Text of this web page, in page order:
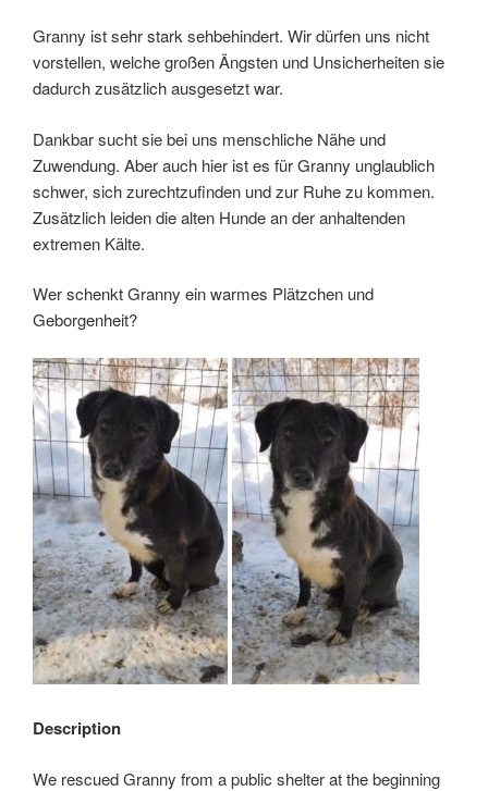
Granny ist sehr stark sehbehindert. Wir dürfen uns nicht
vorstellen, welche großen Ängsten und Unsicherheiten sie
dadurch zusätzlich ausgesetzt war.
Dankbar sucht sie bei uns menschliche Nähe und
Zuwendung. Aber auch hier ist es für Granny unglaublich
schwer, sich zurechtzufinden und zur Ruhe zu kommen.
Zusätzlich leiden die alten Hunde an der anhaltenden
extremen Kälte.
Wer schenkt Granny ein warmes Plätzchen und
Geborgenheit?
Description
We rescued Granny from a public shelter at the beginning